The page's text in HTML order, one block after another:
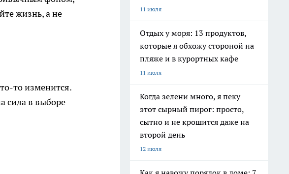
жизнь, а не
то изменится.
сила в выборе
11 июля
Отдых у моря: 13 продуктов,
которые я обхожу стороной на
пляже и в курортных кафе
11 июля
Когда зелени много, я пеку
этот сырный пирог: просто,
сытно и не крошится даже на
второй день
12 июля